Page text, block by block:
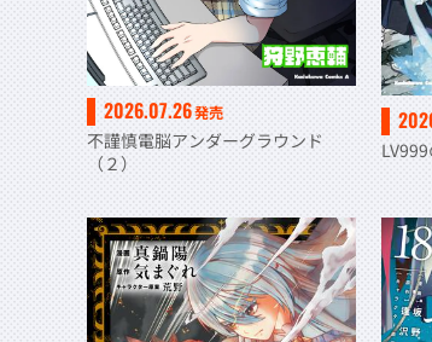
2026.07.26発売
不謹慎電脳アンダーグラウンド
（２）